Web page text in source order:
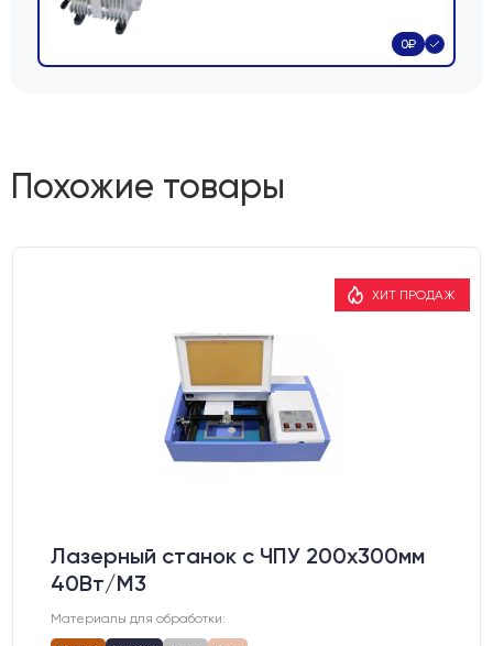
0₽
Похожие товары
ХИТ ПРОДАЖ
Лазерный станок c ЧПУ 200х300мм
40Вт/М3
Материалы для обработки: